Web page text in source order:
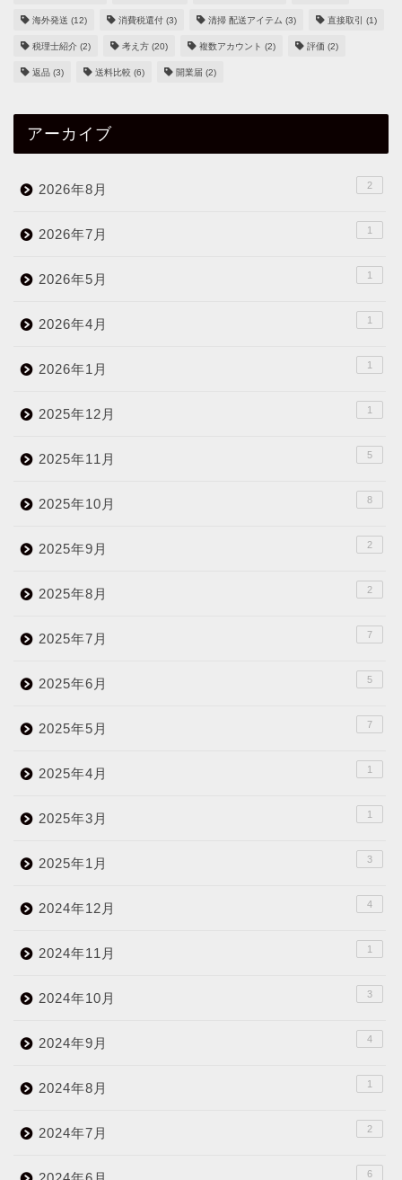
海外発送 (12) 消費税還付 (3) 清掃 配送アイテム (3) 直接取引 (1)
税理士紹介 (2) 考え方 (20) 複数アカウント (2) 評価 (2)
返品 (3) 送料比較 (6) 開業届 (2)
アーカイブ
2026年8月 2
2026年7月 1
2026年5月 1
2026年4月 1
2026年1月 1
2025年12月 1
2025年11月 5
2025年10月 8
2025年9月 2
2025年8月 2
2025年7月 7
2025年6月 5
2025年5月 7
2025年4月 1
2025年3月 1
2025年1月 3
2024年12月 4
2024年11月 1
2024年10月 3
2024年9月 4
2024年8月 1
2024年7月 2
6